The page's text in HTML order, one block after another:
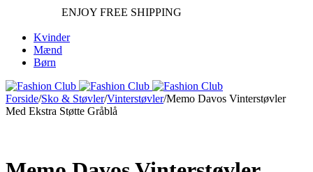
ENJOY FREE SHIPPING
Kvinder
Mænd
Børn
Forside/Sko & Støvler/Vinterstøvler/Memo Davos Vinterstøvler
Med Ekstra Støtte Gråblå